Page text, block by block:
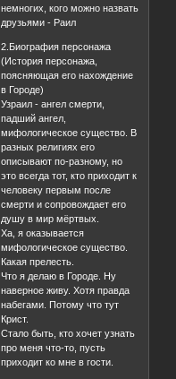
немногих, кого можно назвать
друзьями - Раил
2.Биография персонажа
(История персонажа,
поясняющая его нахождение
в Городе)
Узраил - ангел смерти,
падший ангел,
мифологическое существо. В
разных религиях его
описывают по-разному, но
это всегда тот, кто приходит к
человеку первым после
смерти и сопровождает его
душу в мир мёртвых.
Ха, я оказывается
мифологическое существо.
Какая прелесть.
Что я делаю в Городе. Ну
наверное живу. Хотя правда
набегами. Потому что тут
Крист.
Стало быть, кто хочет узнать
про меня что-то, пусть
приходит ко мне в гости.